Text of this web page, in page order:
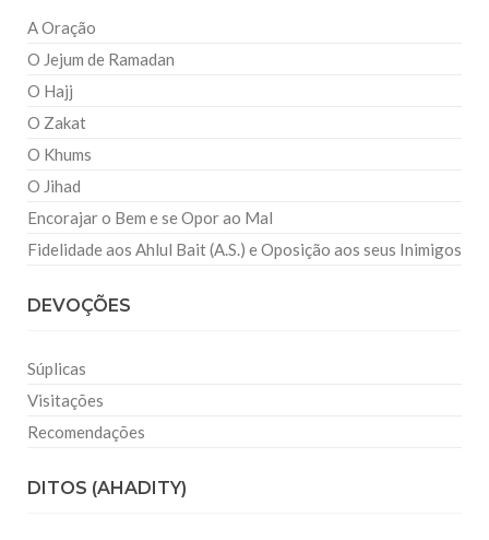
A Oração
O Jejum de Ramadan
O Hajj
O Zakat
O Khums
O Jihad
Encorajar o Bem e se Opor ao Mal
Fidelidade aos Ahlul Bait (A.S.) e Oposição aos seus Inimigos
DEVOÇÕES
Súplicas
Visitações
Recomendações
DITOS (AHADITY)